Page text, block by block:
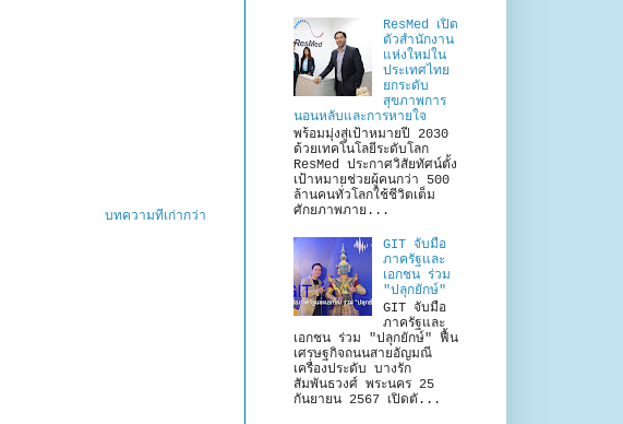
บทความที่เก่ากว่า
ResMed เปิด
ตัวสำนักงาน
แห่งใหม่ใน
ประเทศไทย
ยกระดับ
สุขภาพการ
นอนหลับและการหายใจ
พร้อมมุ่งสู่เป้าหมายปี 2030
ด้วยเทคโนโลยีระดับโลก
ResMed ประกาศวิสัยทัศน์ตั้ง
เป้าหมายช่วยผู้คนกว่า 500
ล้านคนทั่วโลกใช้ชีวิตเต็ม
ศักยภาพภาย...
GIT จับมือ
ภาครัฐและ
เอกชน ร่วม
"ปลุกยักษ์"
GIT จับมือ
ภาครัฐและ
เอกชน ร่วม "ปลุกยักษ์" ฟื้น
เศรษฐกิจถนนสายอัญมณี
เครื่องประดับ บางรัก
สัมพันธวงศ์ พระนคร 25
กันยายน 2567 เปิดตั...